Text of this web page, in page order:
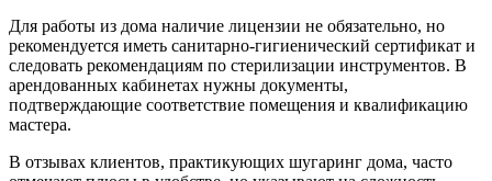
Для работы из дома наличие лицензии не обязательно, но
рекомендуется иметь санитарно-гигиенический сертификат и
следовать рекомендациям по стерилизации инструментов. В
арендованных кабинетах нужны документы,
подтверждающие соответствие помещения и квалификацию
мастера.
В отзывах клиентов, практикующих шугаринг дома, часто